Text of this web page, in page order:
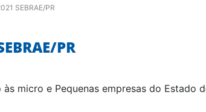
SEBRAE/PR
PR
micro e Pequenas empresas do Estado